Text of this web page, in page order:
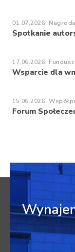
01.07.2026
Spotkanie
17.06.2026
Wsparcie dla
15.06.2026
Forum